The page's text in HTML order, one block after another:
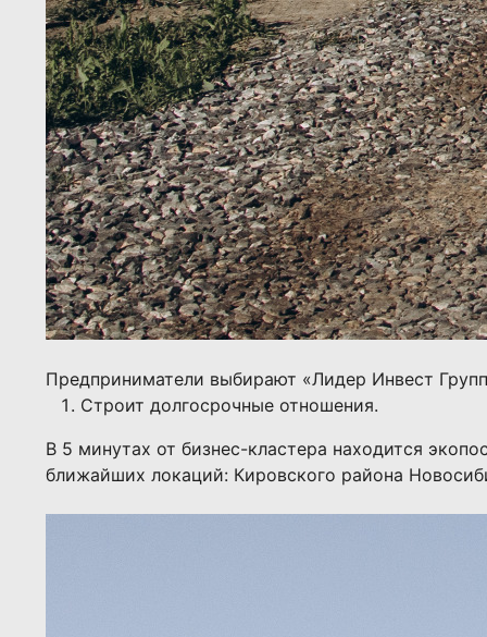
Предприниматели выбирают «Лидер Инвест
Строит долгосрочные отношения.
В 5 минутах от бизнес-кластера находится
ближайших локаций: Кировского района